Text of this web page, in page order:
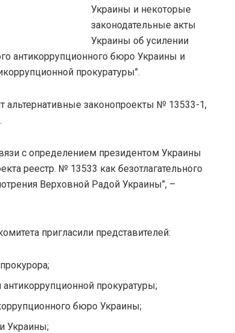
Украины и некоторые
законодательные акты
Украины об усилении
антикоррупционного бюро Украины и
прокуратуры".
альтернативные законопроекты № 13533-1,
с определением президентом Украины
реестр. № 13533 как безотлагательного
Верховной Радой Украины", –
пригласили представителей:
прокуратуры;
бюро Украины;
Украины;